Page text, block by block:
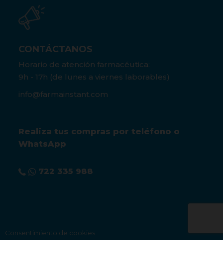
CONTÁCTANOS
Horario de atención farmacéutica:
9h - 17h (de lunes a viernes laborables)
info@farmainstant.com
Realiza tus compras por teléfono o
WhatsApp
722 335 988
Consentimiento de cookies